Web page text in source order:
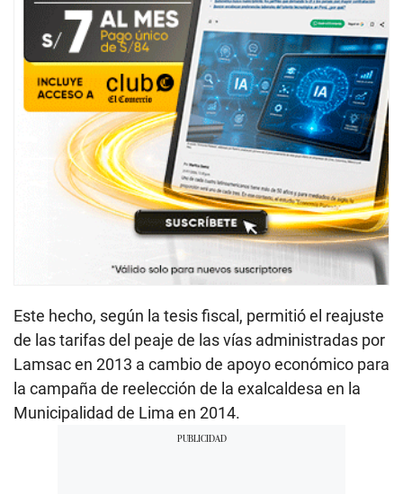
Este hecho, según la tesis fiscal, permitió el reajuste
de las tarifas del peaje de las vías administradas por
Lamsac en 2013 a cambio de apoyo económico para
la campaña de reelección de la exalcaldesa en la
Municipalidad de Lima en 2014.